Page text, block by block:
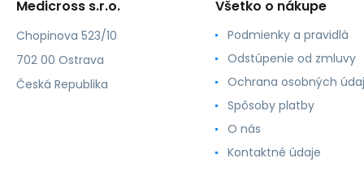
Medicross s.r.o.
Chopinova 523/10
702 00 Ostrava
Česká Republika
Všetko o nákupe
Podmienky a pravidlá
Odstúpenie od zmluvy
Ochrana osobných
Spôsoby platby
O nás
Kontaktné údaje